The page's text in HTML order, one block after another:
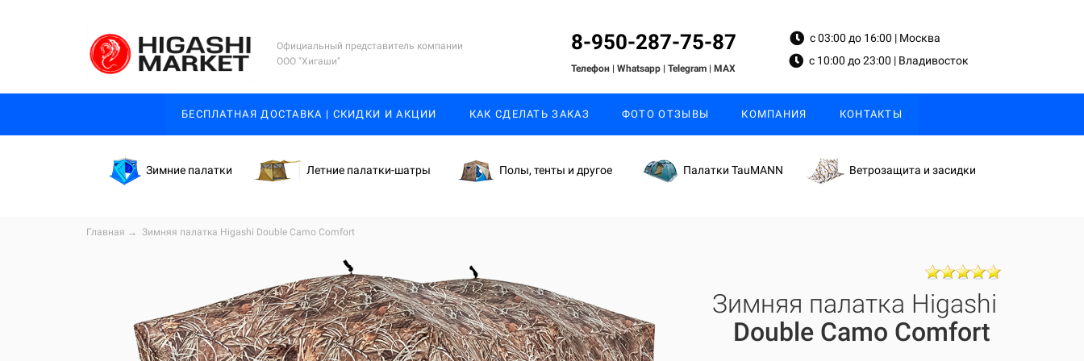
Официальный представитель компании
ООО "Хигаши"
8-950-287-75-87
Телефон | Whatsapp | Telegram | MAX
с 03:00 до 16:00 | Москва
с 10:00 до 23:00 | Владивосток
БЕСПЛАТНАЯ ДОСТАВКА | СКИДКИ И АКЦИИ КАК СДЕЛАТЬ ЗАКАЗ ФОТО ОТЗЫВЫ КОМПАНИЯ КОНТАКТЫ
Зимние палатки Летние палатки-шатры Полы, тенты и другое Палатки TauMANN Ветрозащита и засидки
Главная → Зимняя палатка Higashi Double Camo Comfort
Зимняя палатка Higashi
Double Camo Comfort